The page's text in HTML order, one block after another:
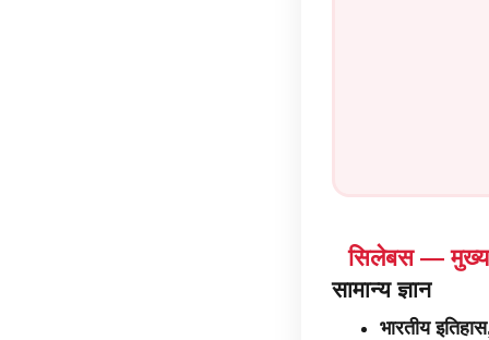
सिलेबस — मुख्य
सामान्य ज्ञान
भारतीय